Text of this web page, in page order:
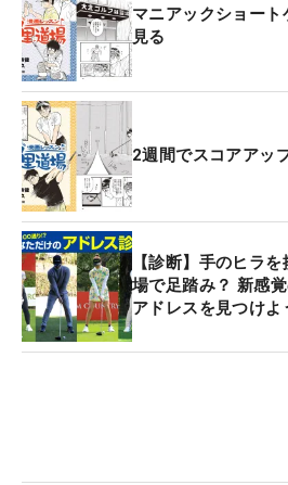
マニアックショー
見る
2週間でスコアアッ
【診断】手のヒラ
場で足踏み？ 新感
アドレスを見つけよ